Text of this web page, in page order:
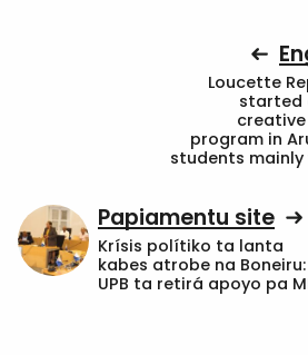
Loucette
started
program in
students
Papiamentu site
Krísis polítiko ta lanta
kabes atrobe na Boneiru:
UPB ta retirá apoyo pa